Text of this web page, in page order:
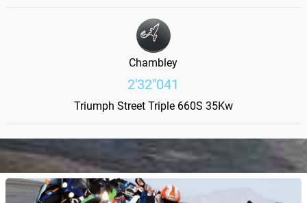
2'32"041
Triumph Street Triple 660S 35Kw
Chambley